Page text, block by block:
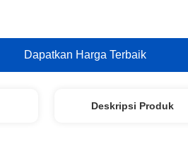
Dapatkan Harga Terbaik
Deskripsi Produk